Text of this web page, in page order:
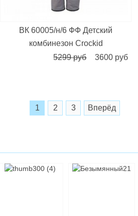
ВК 60005/н/6 ФФ Детский
комбинезон Crockid
5299 руб
3600 руб
1 2 3 Вперёд